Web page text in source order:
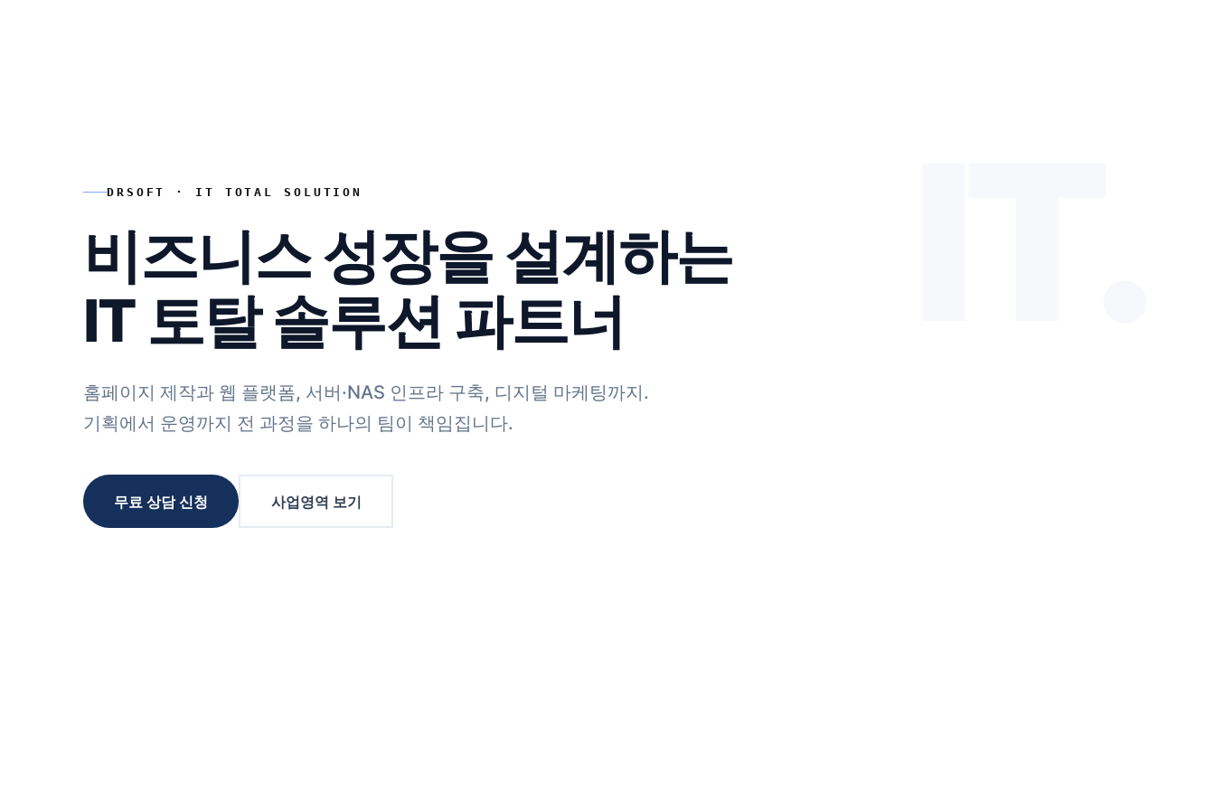
DRSOFT · IT TOTAL SOLUTION
비즈니스 성장을 설계하는
IT 토탈 솔루션 파트너
홈페이지 제작과 웹 플랫폼, 서버·NAS 인프라 구축, 디지털 마케팅까지.
기획에서 운영까지 전 과정을 하나의 팀이 책임집니다.
무료 상담 신청 사업영역 보기